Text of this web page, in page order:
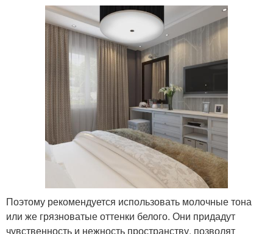
Поэтому рекомендуется использовать молочные тона
или же грязноватые оттенки белого. Они придадут
чувственность и нежность пространству, позволят